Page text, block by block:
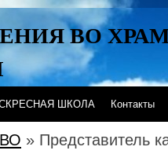
ВО
ШКОЛА Контакты
» Представитель